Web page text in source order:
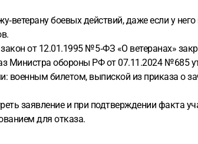
боевых действий, даже если у него
от 12.01.1995 № 5‑ФЗ «О ветеранах»
Министра обороны РФ от 07.11.2024 № 685
военным билетом, выпиской из приказа о
заявление и при подтверждении факта
для отказа.